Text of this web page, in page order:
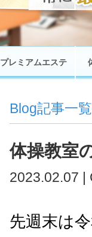
プレミアムエステ
Blog記事一覧
体操教室
2023.02.07
先週末は